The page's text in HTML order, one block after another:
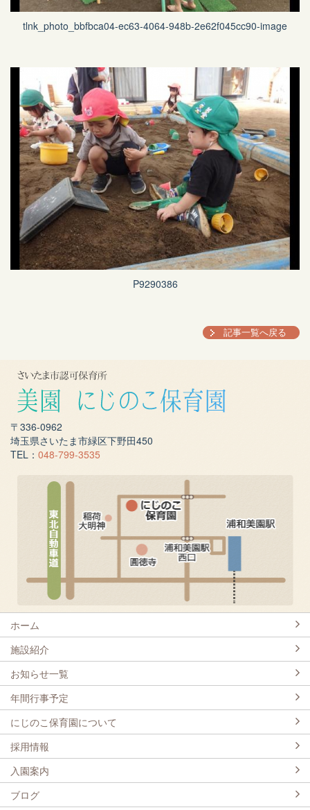
tlnk_photo_bbfbca04-ec63-4064-948b-2e62f045cc90-image
P9290386
記事一覧へ戻る
〒336-0962
埼玉県さいたま市緑区下野田450
TEL： 048-799-3535
ホーム
施設紹介
お知らせ一覧
年間行事予定
にじのこ保育園について
採用情報
入園案内
ブログ